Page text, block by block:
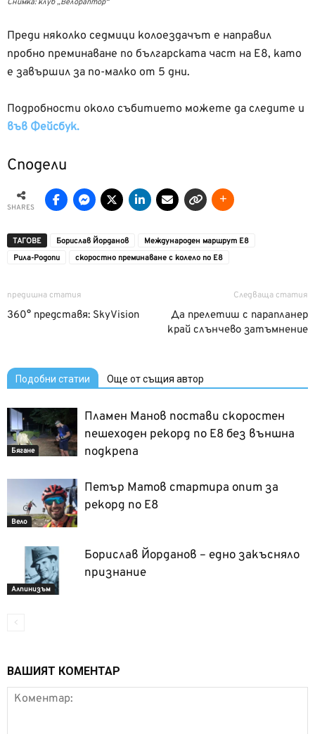
Преди няколко седмици колоездачът е направил
пробно преминаване по българската част на Е8, като
е завършил за по-малко от 5 дни.
Подробности около събитието можете да следите и
във Фейсбук.
Сподели
SHARES
ТАГОВЕ Борислав Йорданов
Международен маршрут Е8
Рила-Родопи
скоростно преминаване с колело по Е8
предишна статия
360° представя: SkyVision
Следваща статия
Да прелетиш с парапланер
край слънчево затъмнение
Подобни статии Още от същия автор
Бягане
Пламен Манов постави скоростен
пешеходен рекорд по Е8 без външна
подкрепа
Вело
Петър Матов стартира опит за
рекорд по Е8
Алпинизъм
Борислав Йорданов – едно закъсняло
признание
ВАШИЯТ КОМЕНТАР